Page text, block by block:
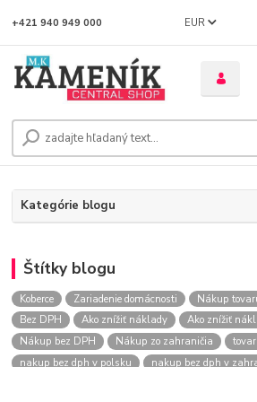
EUR
+421 940 949 000
Kategórie blogu
Štítky blogu
Koberce Zariadenie domácnosti
Nákup
Bez DPH
Ako znížiť náklady
Ako znížiť
Nákup bez DPH
Nákup zo zahraničia
nakup bez dph v polsku
nakup bez dph v